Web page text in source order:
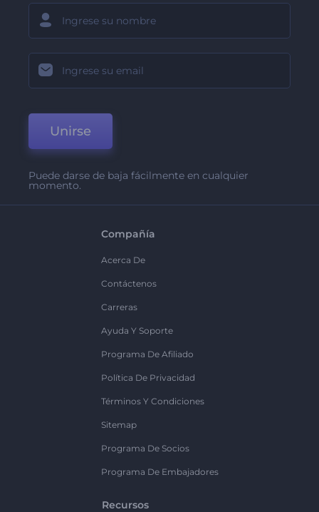
Unirse
Puede darse de baja fácilmente en cualquier
momento.
Compañía
Acerca De
Contáctenos
Carreras
Ayuda Y Soporte
Programa De Afiliado
Política De Privacidad
Términos Y Condiciones
Sitemap
Programa De Socios
Programa De Embajadores
Recursos